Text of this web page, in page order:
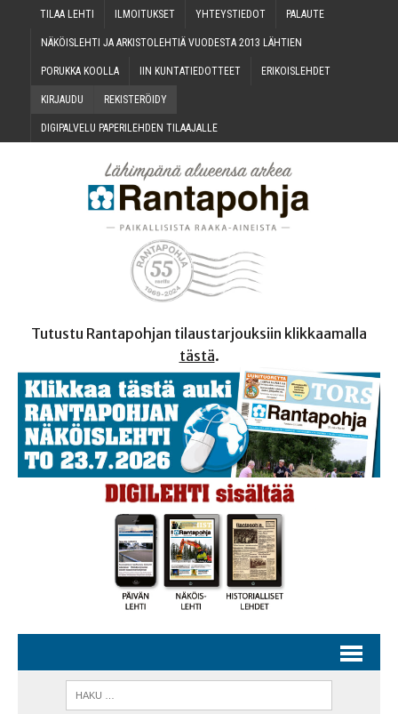
TILAA LEH­TI ILMOI­TUK­SET YHTEYS­TIE­DOT PALAU­TE
NÄKÖIS­LEH­TI JA ARKIS­TO­LEH­TIÄ VUO­DES­TA 2013 LÄHTIEN
PORUK­KA KOOLLA IIN KUN­TA­TIE­DOT­TEET ERI­KOIS­LEH­DET
KIR­JAU­DU REKIS­TE­RÖI­DY
DIGI­PAL­VE­LU PAPE­RI­LEH­DEN TILAAJALLE
Tutustu Rantapohjan tilaustarjouksiin klikkaamalla
tästä.